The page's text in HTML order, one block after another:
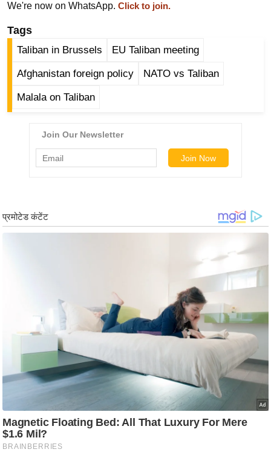
ल्म
स
क्षा
B
e
w
इ
क्नॉ
जी
ब्यू
टी
We're now on WhatsApp. Click to join.
Tags
Taliban in Brussels EU Taliban meeting
Afghanistan foreign policy NATO vs Taliban
Malala on Taliban